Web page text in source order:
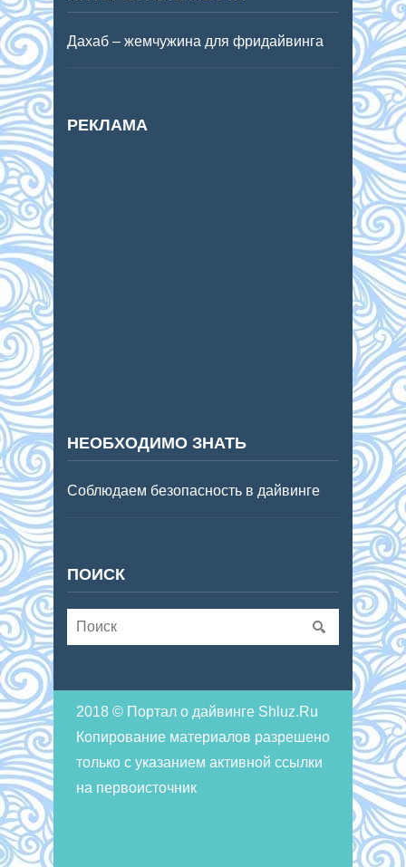
Дахаб – жемчужина для фридайвинга
РЕКЛАМА
НЕОБХОДИМО ЗНАТЬ
Соблюдаем безопасность в дайвинге
ПОИСК
2018 © Портал о дайвинге Shluz.Ru
Копирование материалов разрешено
только с указанием активной ссылки
на первоисточник